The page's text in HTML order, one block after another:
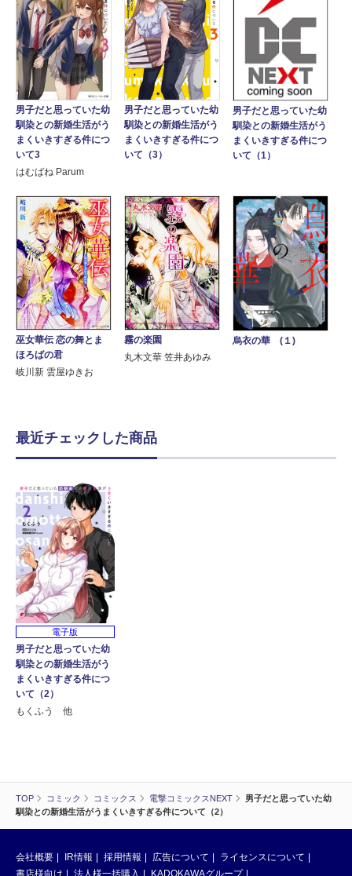
TOP コミック コミックス 電撃コミックスNEXT
男子だと思っていた幼
馴染との新婚生活がうまくいきすぎる件について（2）
男子だと思っていた幼
馴染との新婚生活がう
まくいきすぎる件につ
いて3
はむばね Parum
男子だと思っていた幼
馴染との新婚生活がう
まくいきすぎる件につ
いて（3）
男子だと思っていた幼
馴染との新婚生活がう
まくいきすぎる件につ
いて（1）
巫女華伝 恋の舞とま
ほろばの君
岐川新 雲屋ゆきお
霧の楽園
丸木文華 笠井あゆみ
烏衣の華 (１)
最近チェックした商品
電子版
男子だと思っていた幼
馴染との新婚生活がう
まくいきすぎる件につ
いて（2）
もくふう 他
会社概要 IR情報 採用情報 広告について
ライセンスについて
書店様向け
法人様一括購入 KADOKAWAグループ